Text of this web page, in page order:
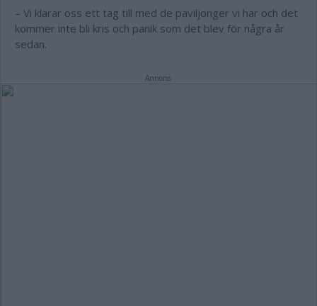
– Vi klarar oss ett tag till med de paviljonger vi har och det
kommer inte bli kris och panik som det blev för några år
sedan.
Annons: